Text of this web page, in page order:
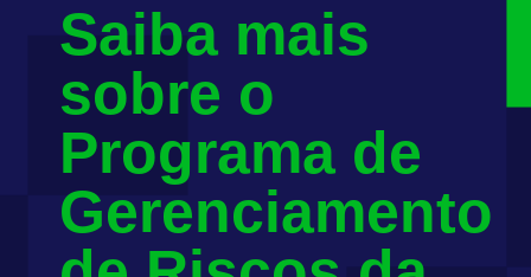
Saiba mais
sobre o
Programa de
Gerenciamento